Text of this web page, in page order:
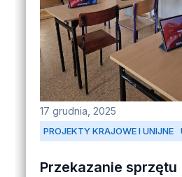
PROJEKTY KRAJOWE I UNIJNE
17 grudnia, 2025
Przekazanie sprzętu